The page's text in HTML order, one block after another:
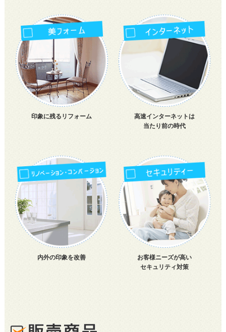
印象に残るリフォーム
高速インターネットは
当たり前の時代
内外の印象を改善
お客様ニーズが高い
セキュリティ対策